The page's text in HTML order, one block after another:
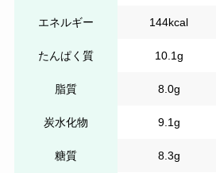
エネルギー 144kcal
たんぱく質 10.1g
脂質 8.0g
炭水化物 9.1g
糖質 8.3g